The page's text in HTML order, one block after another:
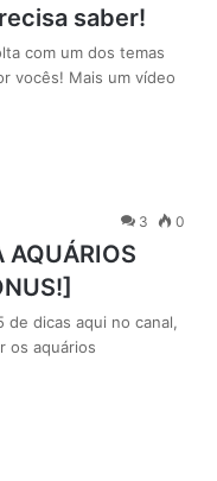
saber!
com um dos temas
vocês! Mais um vídeo
3 0
AQUÁRIOS
de dicas aqui no canal,
os aquários